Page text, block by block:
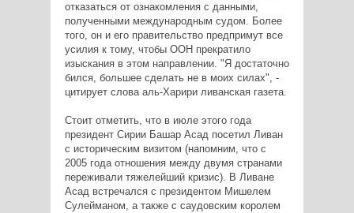
отказаться от ознакомления с данными,
полученными международным судом. Более
того, он и его правительство предпримут все
усилия к тому, чтобы ООН прекратило
изыскания в этом направлении. "Я достаточно
бился, большее сделать не в моих силах", -
цитирует слова аль-Харири ливанская газета.
Стоит отметить, что в июле этого года
президент Сирии Башар Асад посетил Ливан
с историческим визитом (напомним, что с
2005 года отношения между двумя странами
переживали тяжелейший кризис). В Ливане
Асад встречался с президентом Мишелем
Сулейманом, а также с саудовским королем